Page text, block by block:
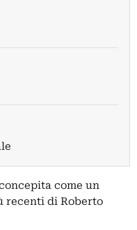
come un
recenti di Roberto